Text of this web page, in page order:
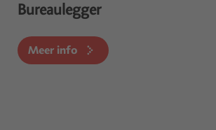
Bureaulegger
Meer info